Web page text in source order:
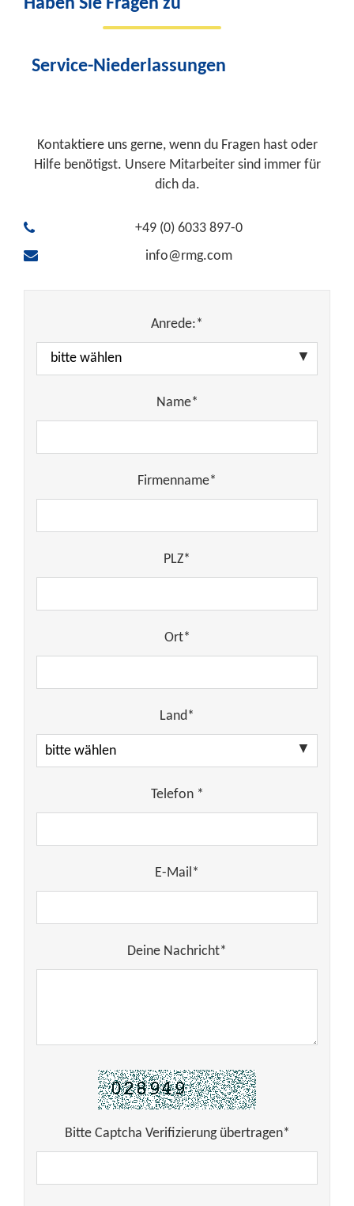
Haben Sie Fragen zu
Service-Niederlassungen
Kontaktiere uns gerne, wenn du Fragen hast oder
Hilfe benötigst. Unsere Mitarbeiter sind immer für
dich da.
+49 (0) 6033 897-0
info@rmg.com
Anrede:*
Name*
Firmenname*
PLZ*
Ort*
Land*
Telefon *
E-Mail*
Deine Nachricht*
Bitte Captcha Verifizierung übertragen*